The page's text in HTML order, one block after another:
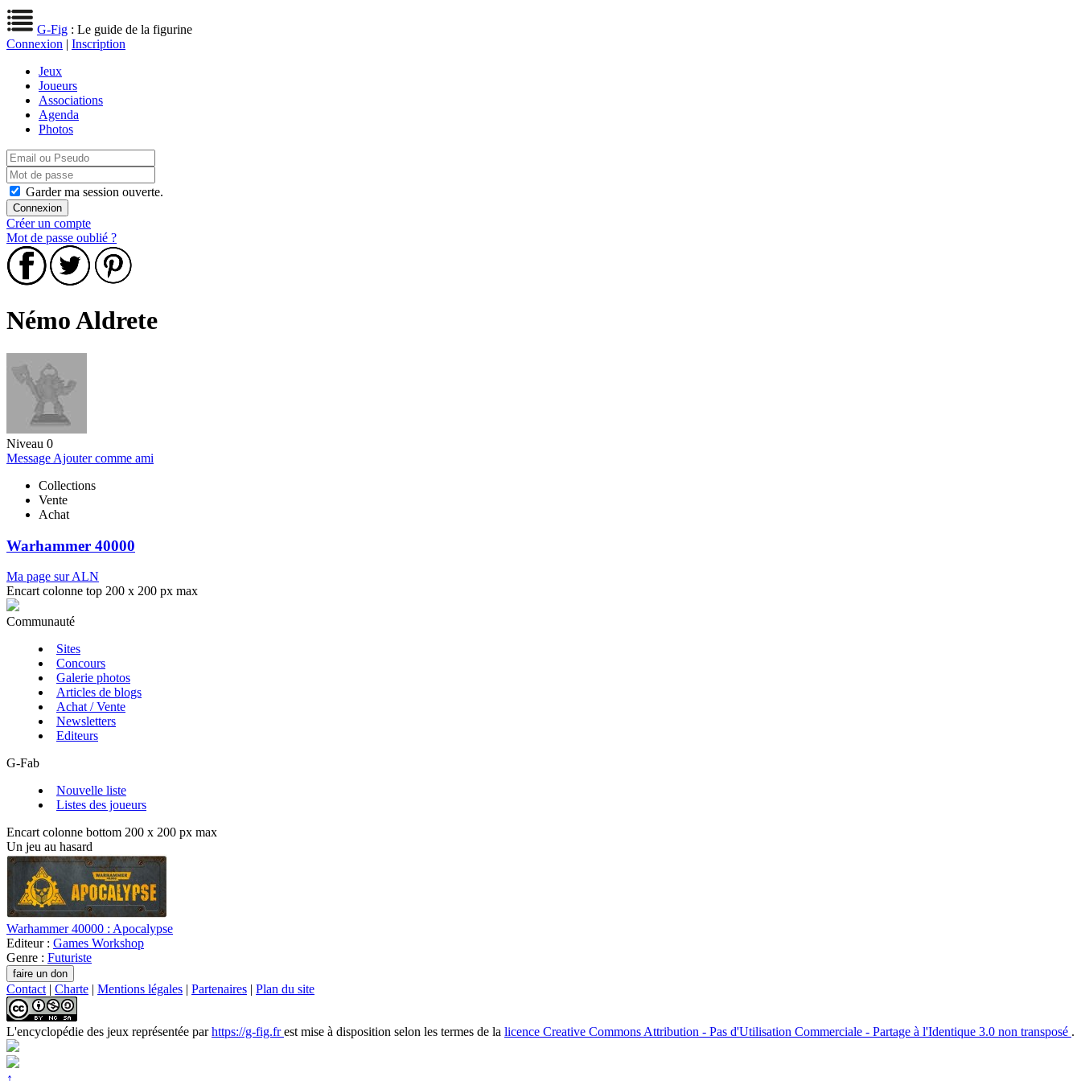
G-Fig : Le guide de la figurine
Connexion | Inscription
Jeux
Joueurs
Associations
Agenda
Photos
Garder ma session ouverte.
Créer un compte
Mot de passe oublié ?
Némo Aldrete
Niveau 0
Message Ajouter comme ami
Collections
Vente
Achat
Warhammer 40000
Ma page sur ALN
Encart colonne top 200 x 200 px max
Communauté
Sites
Concours
Galerie photos
Articles de blogs
Achat / Vente
Newsletters
Editeurs
G-Fab
Nouvelle liste
Listes des joueurs
Encart colonne bottom 200 x 200 px max
Un jeu au hasard
Warhammer 40000 : Apocalypse
Editeur : Games Workshop
Genre : Futuriste
Contact | Charte | Mentions légales | Partenaires | Plan du site
L'encyclopédie des jeux représentée parhttps://g-fig.frest mise à disposition selon les termes de la licence Creative Commons Attribution - Pas d'Utilisation Commerciale - Partage à l'Identique 3.0 non transposé .